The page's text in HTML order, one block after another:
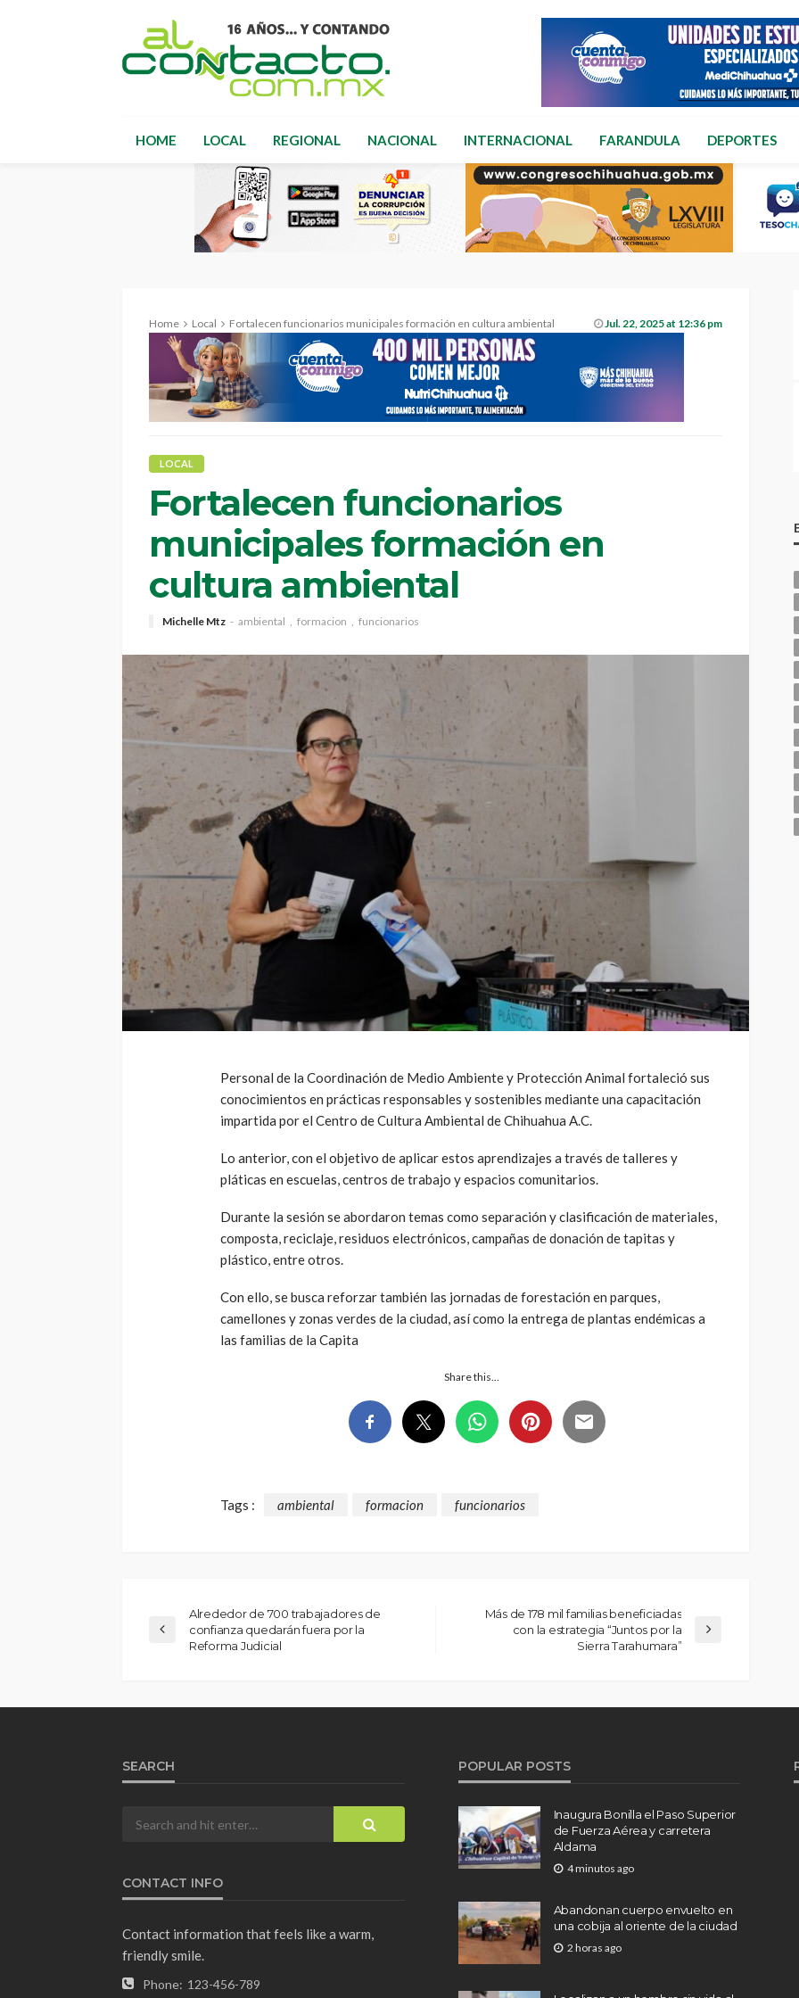
HOME LOCAL REGIONAL NACIONAL INTERNACIONAL FARANDULA DEPORTES
Home Local Fortalecen funcionarios municipales formación en cultura ambiental Jul. 22, 2025 at 12:36 pm
LOCAL
Fortalecen funcionarios
municipales formación en
cultura ambiental
Michelle Mtz ambiental formacion funcionarios
Personal de la Coordinación de Medio Ambiente y Protección Animal fortaleció sus
conocimientos en prácticas responsables y sostenibles mediante una capacitación
impartida por el Centro de Cultura Ambiental de Chihuahua A.C.
Lo anterior, con el objetivo de aplicar estos aprendizajes a través de talleres y
pláticas en escuelas, centros de trabajo y espacios comunitarios.
Durante la sesión se abordaron temas como separación y clasificación de materiales,
composta, reciclaje, residuos electrónicos, campañas de donación de tapitas y
plástico, entre otros.
Con ello, se busca reforzar también las jornadas de forestación en parques,
camellones y zonas verdes de la ciudad, así como la entrega de plantas endémicas a
las familias de la Capita
Share this…
Tags : ambiental formacion funcionarios
Alrededor de 700 trabajadores de
confianza quedarán fuera por la
Reforma Judicial
Más de 178 mil familias beneficiadas
con la estrategia “Juntos por la
Sierra Tarahumara”
SEARCH
CONTACT INFO
Contact information that feels like a warm,
friendly smile.
Phone: 123-456-789
POPULAR POSTS
Inaugura Bonilla el Paso Superior
de Fuerza Aérea y carretera
Aldama
4 minutos ago
Abandonan cuerpo envuelto en
una cobija al oriente de la ciudad
2 horas ago